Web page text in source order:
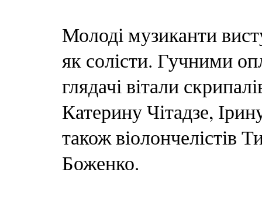
Молоді музиканти
як солісти. Гучними
глядачі вітали
Катерину Чітадзе,
також віолончелістів
Боженко.